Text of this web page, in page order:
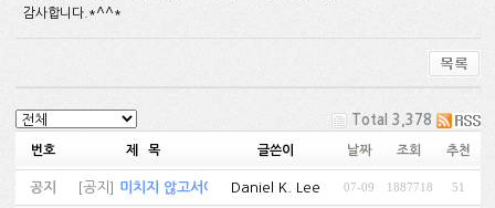
감사합니다.*^^*
Total 3,378
번호 제 목 글쓴이 날짜 조회 추천
공지 [공지 ] 미치지 않고서야...… (81)
Daniel K. Lee 07-09 1887718 51